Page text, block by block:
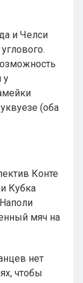
и Челси
у
(оба
Конте
Кубка
мяч на
нет
чтобы